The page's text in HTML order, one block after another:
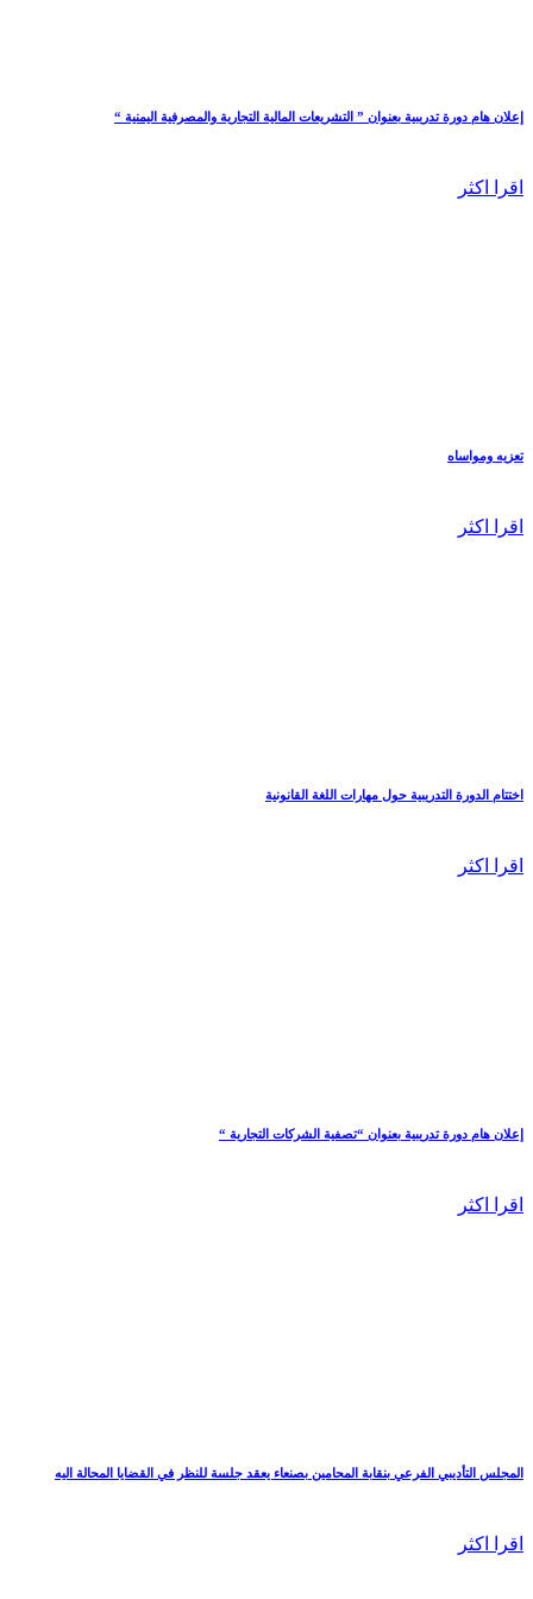
إعلان هام دورة تدريبية بعنوان ” التشريعات المالية التجارية والمصرفية اليمنية “
اقرا اكثر
تعزيه ومواساه
اقرا اكثر
اختتام الدورة التدريبية حول مهارات اللغة القانونية
اقرا اكثر
إعلان هام دورة تدريبية بعنوان “تصفية الشركات التجارية “
اقرا اكثر
المجلس التأديبي الفرعي بنقابة المحامين بصنعاء يعقد جلسة للنظر في القضايا المحالة اليه
اقرا اكثر